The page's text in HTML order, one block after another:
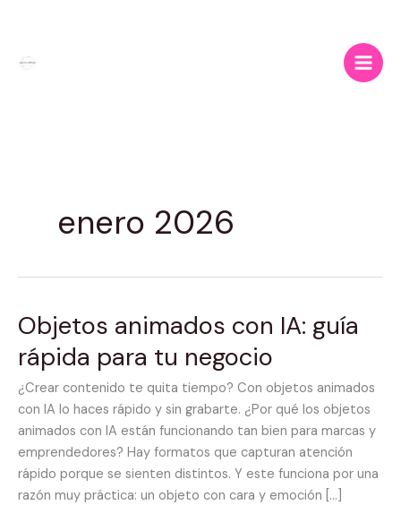
contenido
enero 2026
Objetos animados con IA: guía
rápida para tu negocio
¿Crear contenido te quita tiempo? Con objetos animados
con IA lo haces rápido y sin grabarte. ¿Por qué los objetos
animados con IA están funcionando tan bien para marcas y
emprendedores? Hay formatos que capturan atención
rápido porque se sienten distintos. Y este funciona por una
razón muy práctica: un objeto con cara y emoción […]
Objetos
animados
con
IA:
guía
rápida
para
tu
negocio